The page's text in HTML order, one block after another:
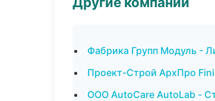
Фабрика Групп Модуль -
Проект-Строй АрхПро
ООО AutoCare AutoLab -